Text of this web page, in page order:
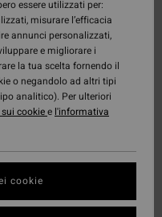
essere utilizzati per:
misurare l’efficacia
annunci personalizzati,
e migliorare i
la tua scelta fornendo il
o negandolo ad altri tipi
analitico). Per ulteriori
cookiee l'informativa
cookie